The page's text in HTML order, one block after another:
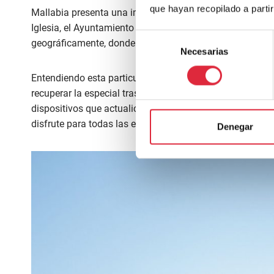
que hayan recopilado a
consentimiento
Necesarias
Denegar
Mallabia presenta una implantación en el territorio,
Iglesia, el Ayuntamiento y la plaza y el resto del
geográficamente, donde los habitantes se concentran
Entendiendo esta particular fisionomía del municipio, el
recuperar la especial trascendencia de su espacio
dispositivos que actualicen la plaza, ampliando sus
disfrute para todas las edades.